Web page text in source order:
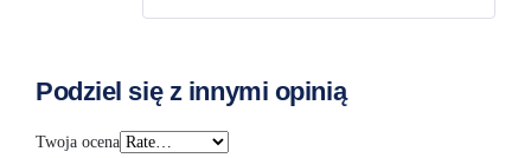
Podziel się z innymi opinią
Twoja ocena